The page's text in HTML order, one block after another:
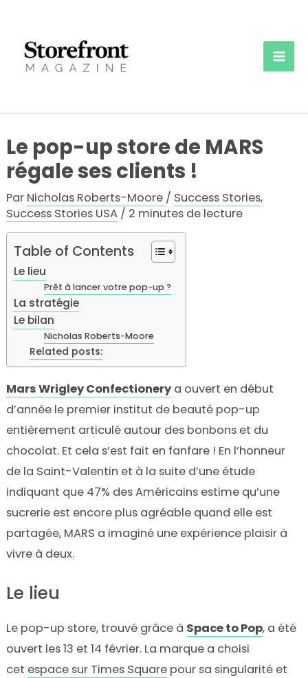
contenu
Le pop-up store de MARS
régale ses clients !
Par Nicholas Roberts-Moore / Success Stories,
Success Stories USA/ 2 minutes de lecture
Table of Contents
Le lieu
Prêt à lancer votre pop-up ?
La stratégie
Le bilan
Nicholas Roberts-Moore
Related posts:
Mars Wrigley Confectionerya ouvert en début
d’année le premier institut de beauté pop-up
entièrement articulé autour des bonbons et du
chocolat. Et cela s’est fait en fanfare ! En l’honneur
de la Saint-Valentin et à la suite d’une étude
indiquant que 47% des Américains estime qu’une
sucrerie est encore plus agréable quand elle est
partagée, MARS a imaginé une expérience plaisir à
vivre à deux.
Le lieu
Le pop-up store, trouvé grâce à Space to Pop, a été
ouvert les 13 et 14 février. La marque a choisi
cet espace sur Times Squarepour sa singularité et